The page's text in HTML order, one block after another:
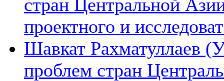
стран Центральной
проектного и
Шавкат Рахматуллаев
проблем стран